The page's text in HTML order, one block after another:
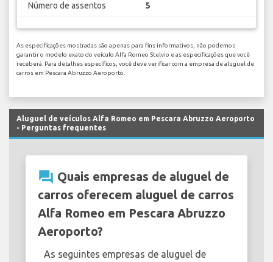
Número de assentos 5
As especificações mostradas são apenas para fins informativos, não podemos
garantir o modelo exato do veículo Alfa Romeo Stelvio e as especificações que você
receberá. Para detalhes específicos, você deve verificar com a empresa de aluguel de
carros em Pescara Abruzzo Aeroporto.
Aluguel de veículos Alfa Romeo em Pescara Abruzzo Aeroporto
- Perguntas frequentes
question_answer Quais empresas de aluguel de
carros oferecem aluguel de carros
Alfa Romeo em Pescara Abruzzo
Aeroporto?
As seguintes empresas de aluguel de